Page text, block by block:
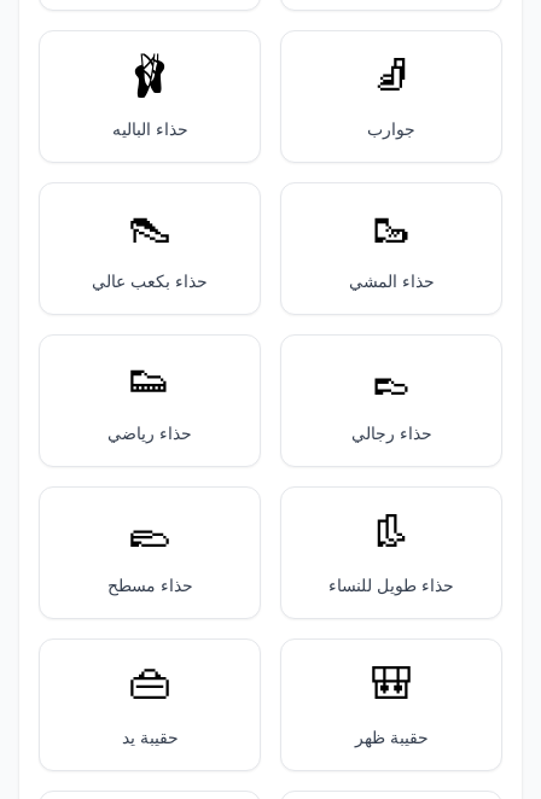
🧦
جوارب
🩰
حذاء الباليه
🥾
حذاء المشي
👠
حذاء بكعب عالي
👞
حذاء رجالي
👟
حذاء رياضي
👢
حذاء طويل للنساء
🥿
حذاء مسطح
🎒
حقيبة ظهر
👜
حقيبة يد